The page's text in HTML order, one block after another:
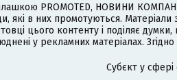
PROMOTED, НОВИНИ
які в них промотуються.
цього контенту і поділяє
у рекламних матеріалах.
Cубєкт у